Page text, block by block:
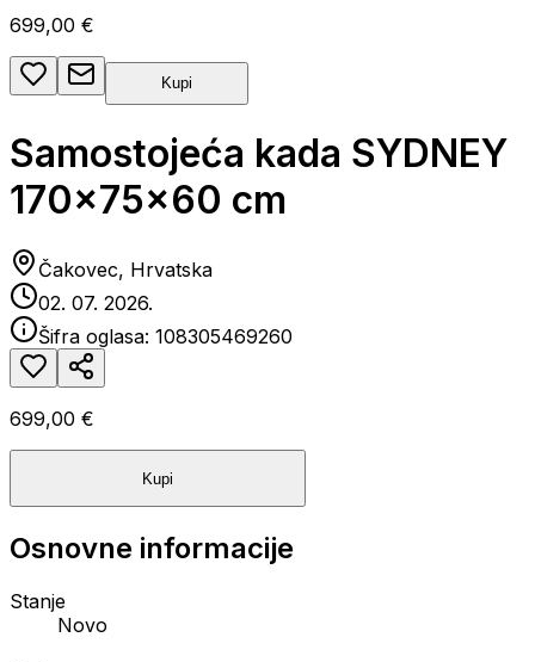
699,00 €
Kupi
Samostojeća kada SYDNEY
170x75x60 cm
Čakovec, Hrvatska
02. 07. 2026.
Šifra oglasa: 108305469260
699,00 €
Kupi
Osnovne informacije
Stanje
Novo